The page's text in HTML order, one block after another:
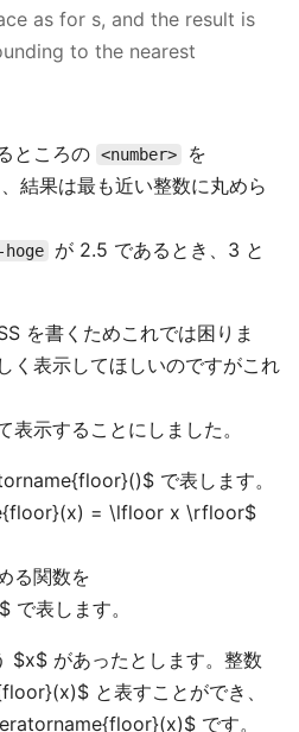
as for s, and the result is
to the nearest
ところの <number> を
結果は最も近い整数に丸めら
が 2.5 であるとき、3 と
を書くためこれでは困りま
く表示してほしいのですがこれ
示することにしました。
で表します。
= \lfloor x \rfloor$
る関数を
表します。
$x$ があったとします。整数
と表すことができ、
です。